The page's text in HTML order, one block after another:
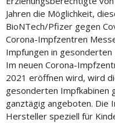
Jahren die Möglichkeit,
BioNTech/Pfizer gegen
Corona-Impfzentren
Impfungen in
Im neuen Corona-
2021 eröffnen wird, wird
gesonderten Impfkabinen
ganztägig angeboten. Die
Hersteller speziell für